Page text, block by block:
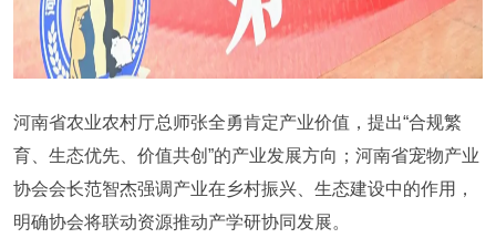
河南省农业农村厅总师张全勇肯定产业价值，提出“合规繁
育、生态优先、价值共创”的产业发展方向；河南省宠物产业
协会会长范智杰强调产业在乡村振兴、生态建设中的作用，
明确协会将联动资源推动产学研协同发展。